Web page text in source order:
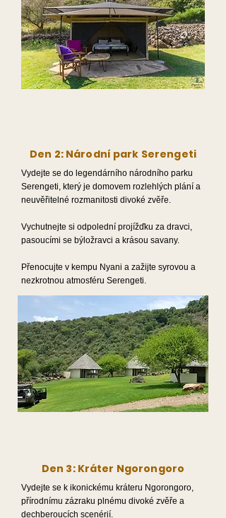
Den 2: Národní park Serengeti
Vydejte se do legendárního národního parku
Serengeti, který je domovem rozlehlých plání a
neuvěřitelné rozmanitosti divoké zvěře.
Vychutnejte si odpolední projížďku za dravci,
pasoucími se býložravci a krásou savany.
Přenocujte v kempu Nyani a zažijte syrovou a
nezkrotnou atmosféru Serengeti.
Den 3: Kráter Ngorongoro
Vydejte se k ikonickému kráteru Ngorongoro,
přírodnímu zázraku plnému divoké zvěře a
dechberoucích scenérií.